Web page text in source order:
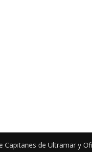
Capitanes de Ultramar y